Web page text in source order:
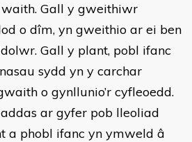
Gall y gweithiwr
o dîm, yn gweithio ar ei ben
Gall y plant, pobl ifanc
sydd yn y carchar
o gynllunio’r cyfleoedd.
addas ar gyfer pob lleoliad
a phobl ifanc yn ymweld â